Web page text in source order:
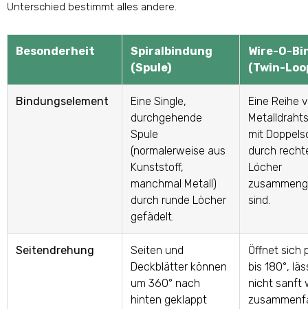
Unterschied bestimmt alles andere.
Besonderheit
Spiralbindung
(Spule)
Wire-O-
(Twin-
Bindungselement
Eine Single,
durchgehende
Spule
(normalerweise aus
Kunststoff,
manchmal Metall)
durch runde Löcher
gefädelt.
Eine Reihe
mit
durch
Löcher
sind.
Seitendrehung
Seiten und
Deckblätter können
um 360° nach
hinten geklappt
Öffnet sich
bis 180°,
nicht sanft